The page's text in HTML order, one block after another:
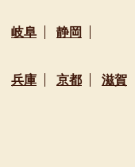
岐阜 静岡
兵庫 京都 滋賀